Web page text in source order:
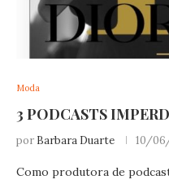
Moda
3 PODCASTS
por Barbara Duarte 10/
Como produtora de